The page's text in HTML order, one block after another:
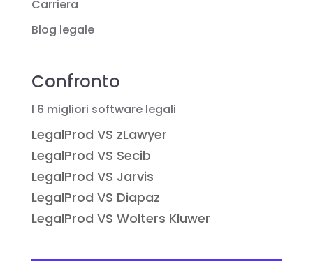
Carriera
Blog legale
Confronto
I 6 migliori software legali
LegalProd VS zLawyer
LegalProd VS Secib
LegalProd VS Jarvis
LegalProd VS Diapaz
LegalProd VS Wolters Kluwer